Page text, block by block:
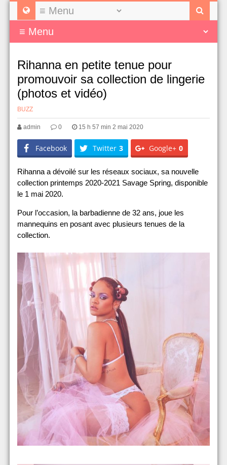
Rihanna en petite tenue pour
promouvoir sa collection de lingerie
(photos et vidéo)
BUZZ
admin 0 15 h 57 min 2 mai 2020
Facebook Twitter 3 Google+ 0
Rihanna a dévoilé sur les réseaux sociaux, sa nouvelle
collection printemps 2020-2021 Savage Spring, disponible
le 1 mai 2020.
Pour l’occasion, la barbadienne de 32 ans, joue les
mannequins en posant avec plusieurs tenues de la
collection.